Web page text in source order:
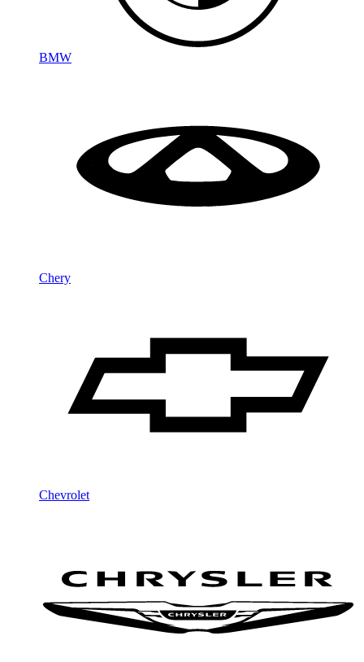
BMW
Chery
Chevrolet